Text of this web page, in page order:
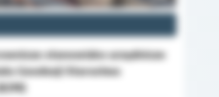
stanowisko urzędnicze
Geodezji Starostwa
M)